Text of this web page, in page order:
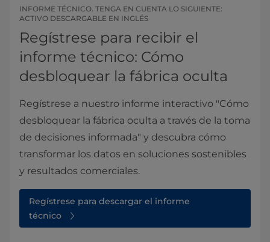
INFORME TÉCNICO. TENGA EN CUENTA LO SIGUIENTE:
ACTIVO DESCARGABLE EN INGLÉS
Regístrese para recibir el
informe técnico: Cómo
desbloquear la fábrica oculta
Regístrese a nuestro informe interactivo "Cómo
desbloquear la fábrica oculta a través de la toma
de decisiones informada" y descubra cómo
transformar los datos en soluciones sostenibles
y resultados comerciales.
Regístrese para descargar el informe
técnico